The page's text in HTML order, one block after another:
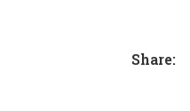
Share: